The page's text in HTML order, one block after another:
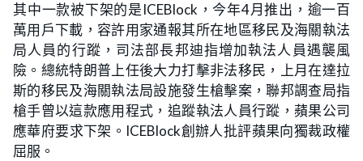
0
.
0
0
%
其中一款被下架的是ICEBlock，今年4月推出，逾一百
萬用戶下載，容許用家通報其所在地區移民及海關執法
局人員的行蹤，司法部長邦迪指增加執法人員遇襲風
險。總統特朗普上任後大力打擊非法移民，上月在達拉
斯的移民及海關執法局設施發生槍擊案，聯邦調查局指
槍手曾以這款應用程式，追蹤執法人員行蹤，蘋果公司
應華府要求下架。ICEBlock創辦人批評蘋果向獨裁政權
屈服。